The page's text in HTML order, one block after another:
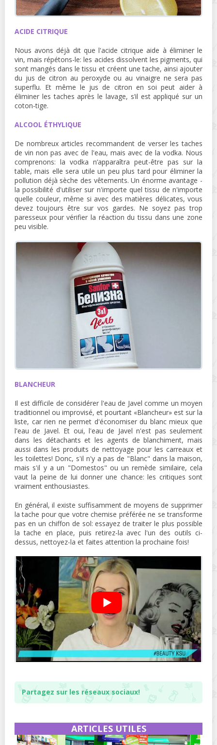
ACIDE CITRIQUE
Nous avons déjà dit que l'acide citrique aide à éliminer le
vin, mais répétons-le: les acides dissolvent les pigments, qui
sont mangés dans le tissu et créent une tache, ainsi ajouter
du jus de citron au peroxyde ou au vinaigre ne sera pas
superflu. Et même le jus de citron en soi peut aider à
éliminer les taches après le lavage, s’il est appliqué sur un
coton-tige.
ALCOOL ÉTHYLIQUE
De nombreux articles recommandent de verser les taches
de vin non pas avec de l'eau, mais avec de la vodka. Nous
comprenons: la vodka n’apparaîtra peut-être pas sur la
table, mais elle sera utile un peu plus tard pour éliminer la
pollution déjà sèche des vêtements. Un énorme avantage -
la possibilité d'utiliser sur n'importe quel tissu de n'importe
quelle couleur, même si avec des matières délicates, vous
devez toujours être sur vos gardes. Ne soyez pas trop
paresseux pour vérifier la réaction du tissu dans une zone
peu visible.
BLANCHEUR
Il est difficile de considérer l'eau de Javel comme un moyen
traditionnel ou improvisé, et pourtant «Blancheur» est sur la
liste, car rien ne permet d'économiser du blanc mieux que
l'eau de Javel. Et oui, l'eau de Javel n'est pas seulement
dans les détachants et les agents de blanchiment, mais
aussi dans les produits de nettoyage pour les carreaux et
les toilettes! Donc, s'il n'y a pas de "Blanc" dans la maison,
mais s'il y a un "Domestos" ou un remède similaire, cela
vaut la peine de lui donner une chance: les critiques sont
vraiment enthousiastes.
En général, il existe suffisamment de moyens de supprimer
la tache pour que votre chemise préférée ne se transforme
pas en un chiffon de sol: essayez de traiter le plus possible
la tache en place, puis retirez-la avec l'un des outils ci-
dessus, nettoyez-la et faites attention la prochaine fois!
Partagez sur les réseaux sociaux!
ARTICLES UTILES